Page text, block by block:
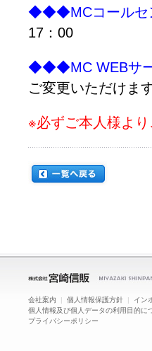
◆◆◆MCコール
17：00
◆◆◆MC WEBサ
ご変更いただけます
※必ずご本人様より
会社案内 | 個人情報保護方針 | イン
個人情報及び個人データの利用目的に
プライバシーポリシー